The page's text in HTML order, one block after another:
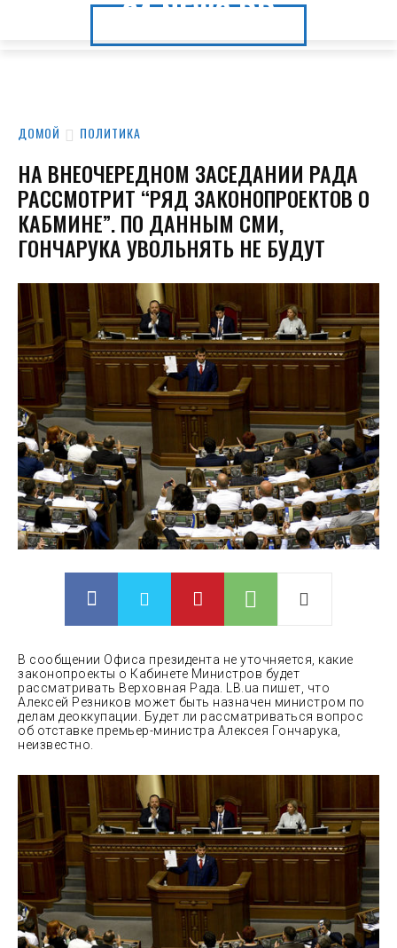
24.NEWS.DP
24.NEWS.DP
ДОМОЙ ПОЛИТИКА
НА ВНЕОЧЕРЕДНОМ ЗАСЕДАНИИ РАДА
РАССМОТРИТ “РЯД ЗАКОНОПРОЕКТОВ О
КАБМИНЕ”. ПО ДАННЫМ СМИ,
ГОНЧАРУКА УВОЛЬНЯТЬ НЕ БУДУТ
В сообщении Офиса президента не уточняется, какие
законопроекты о Кабинете Министров будет
рассматривать Верховная Рада. LB.ua пишет, что
Алексей Резников может быть назначен министром по
делам деоккупации. Будет ли рассматриваться вопрос
об отставке премьер-министра Алексея Гончарука,
неизвестно.